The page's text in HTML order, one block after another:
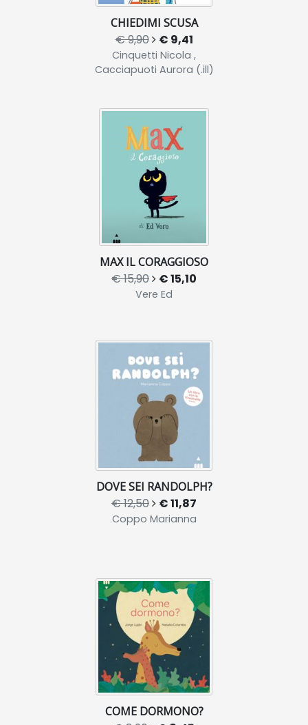
CHIEDIMI SCUSA
€ 9,90 € 9,41
Cinquetti Nicola ,
Cacciapuoti Aurora (.ill)
MAX IL CORAGGIOSO
€ 15,90 € 15,10
Vere Ed
DOVE SEI RANDOLPH?
€ 12,50 € 11,87
Coppo Marianna
COME DORMONO?